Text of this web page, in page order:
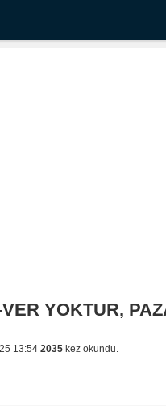
YOKTUR,
13:54 2035 kez okundu.